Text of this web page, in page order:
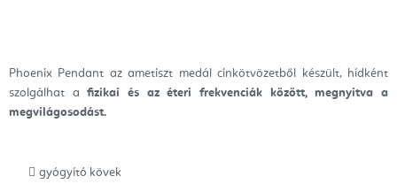
Phoenix Pendant az ametiszt medál cinkötvözetből készült, hídként
szolgálhat afizikai és az éteri frekvenciák között, megnyitva a
megvilágosodást.
gyógyító kövek